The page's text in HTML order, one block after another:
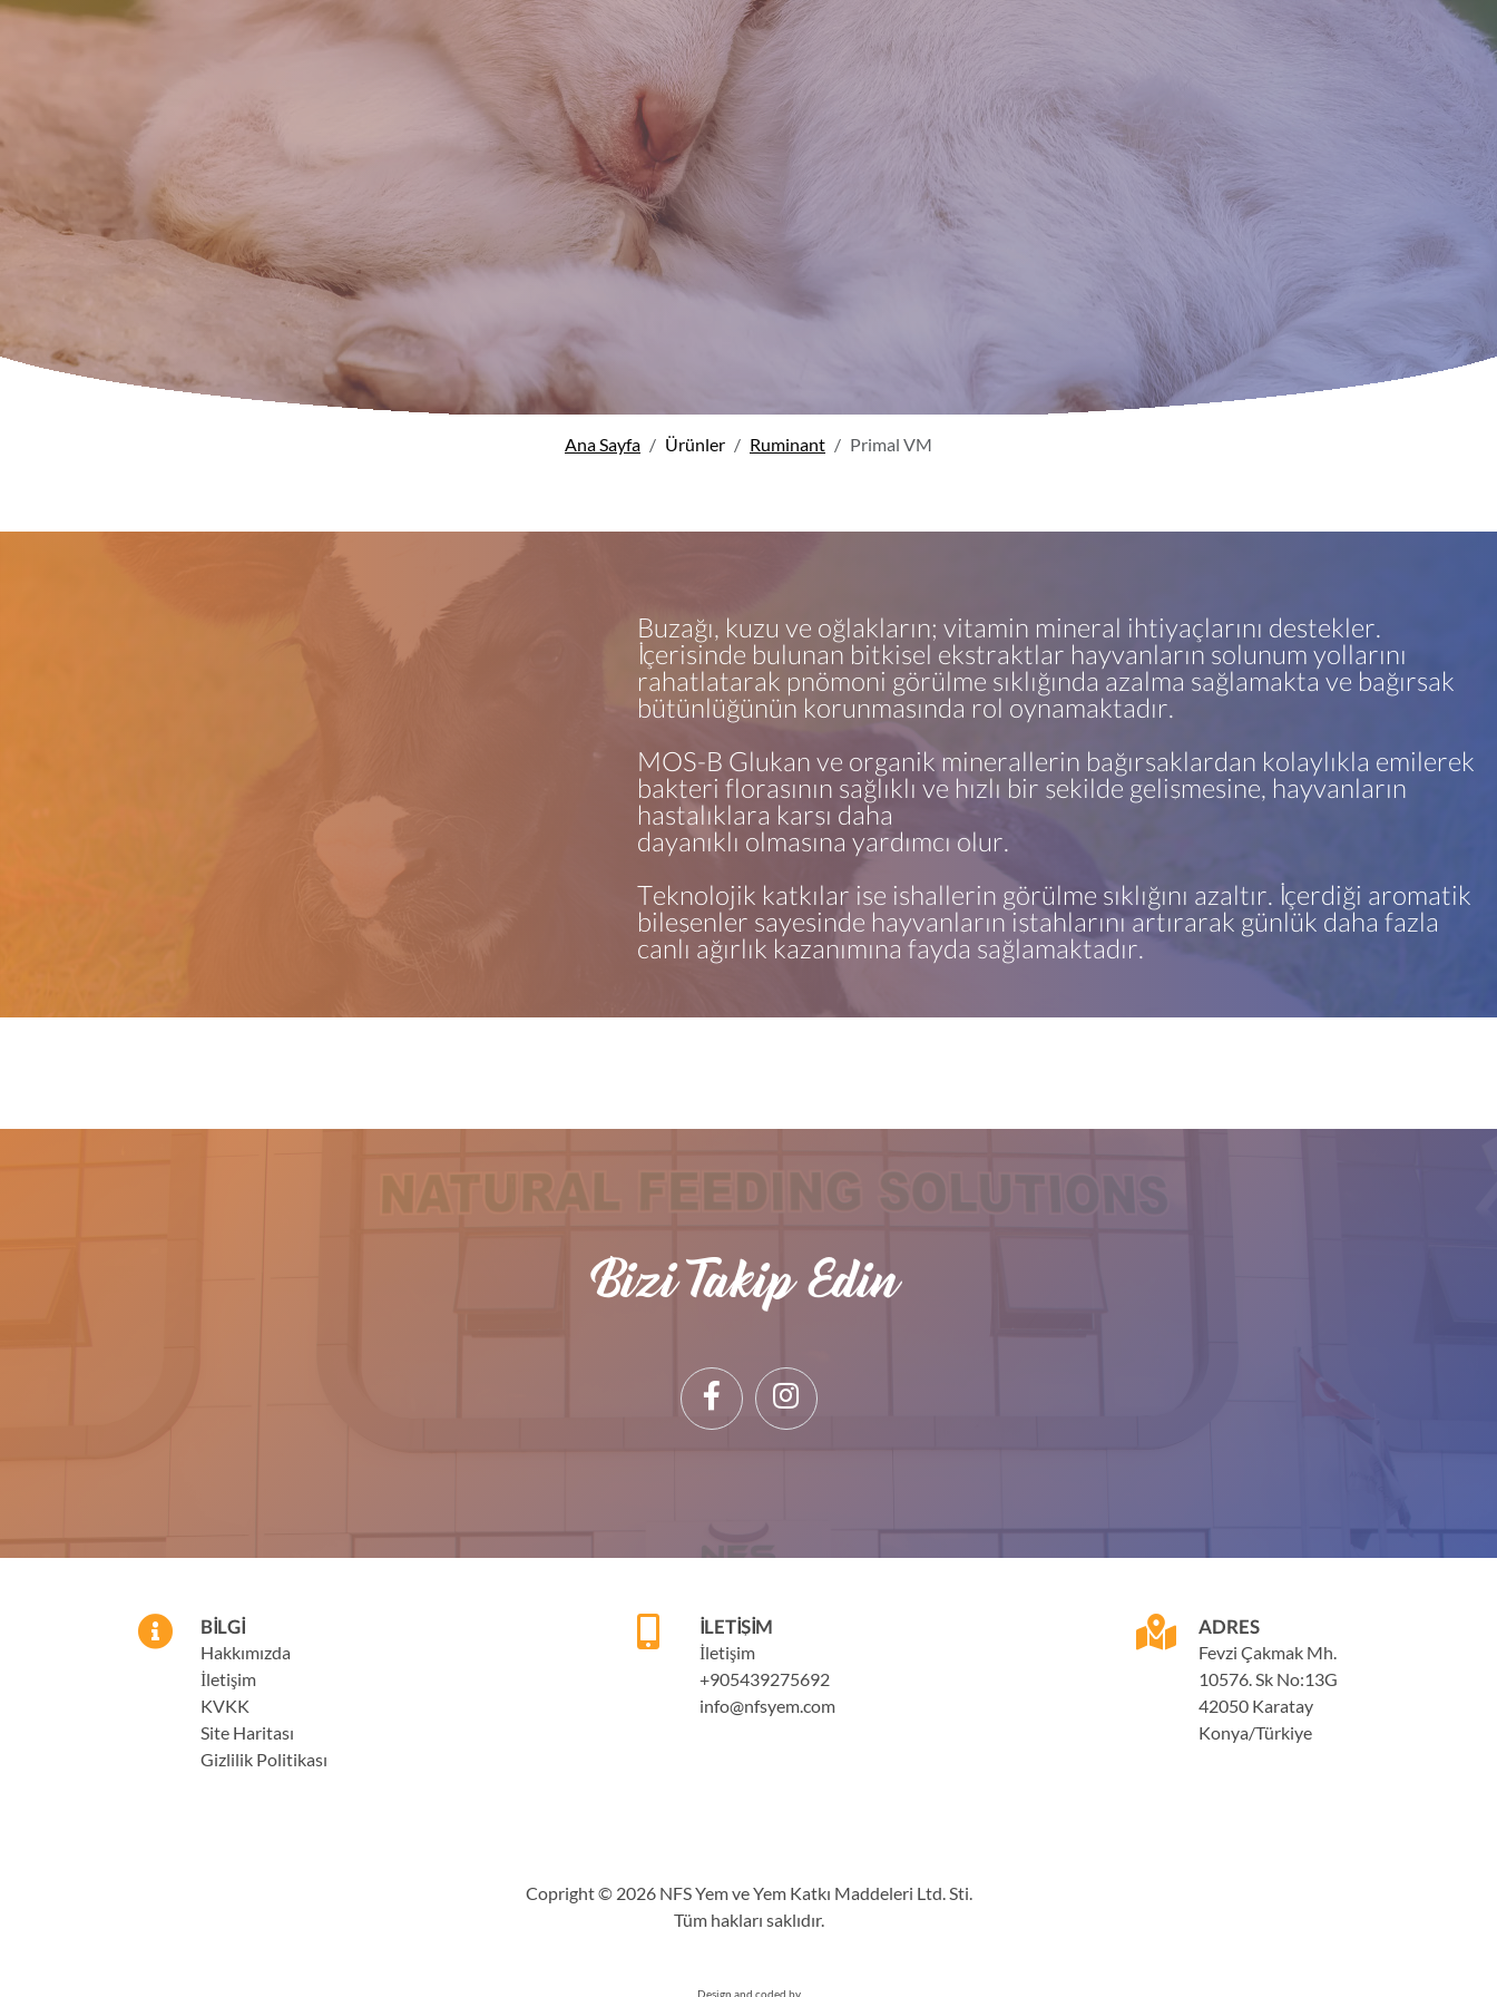
Ana Sayfa Ürünler Ruminant Primal VM
Buzağı, kuzu ve oğlakların; vitamin mineral ihtiyaçlarını destekler.
İçerisinde bulunan bitkisel ekstraktlar hayvanların solunum yollarını
rahatlatarak pnömoni görülme sıklığında azalma sağlamakta ve bağırsak
bütünlüğünün korunmasında rol oynamaktadır.
MOS-B Glukan ve organik minerallerin bağırsaklardan kolaylıkla emilerek
bakteri florasının sağlıklı ve hızlı bir şekilde gelişmesine, hayvanların
hastalıklara karşı daha
dayanıklı olmasına yardımcı olur.
Teknolojik katkılar ise ishallerin görülme sıklığını azaltır. İçerdiği aromatik
bileşenler sayesinde hayvanların iştahlarını artırarak günlük daha fazla
Bizi Takip Edin
BILGI
Hakkımızda
İletişim
KVKK
Site Haritası
Gizlilik Politikası
İLETIŞIM
İletişim
+905439275692
info@nfsyem.com
ADRES
Fevzi Çakmak Mh.
10576. Sk No:13G
42050 Karatay
Konya/Türkiye
Copright © 2026 NFS Yem ve Yem Katkı Maddeleri Ltd. Sti.
Tüm hakları saklıdır.
Design and coded by